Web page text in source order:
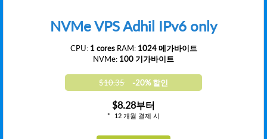
NVMe VPS Adhil IPv6 only
CPU: 1 coresRAM: 1024 메가바이트
NVMe: 100 기가바이트
$10.35 -20% 할인
$8.28부터
12 개월 결제 시